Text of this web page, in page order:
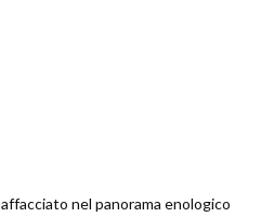
nel panorama enologico